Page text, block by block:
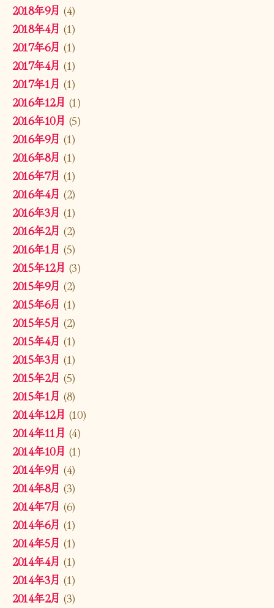
2018年9月 (4)
2018年4月 (1)
2017年6月 (1)
2017年4月 (1)
2017年1月 (1)
2016年12月 (1)
2016年10月 (5)
2016年9月 (1)
2016年8月 (1)
2016年7月 (1)
2016年4月 (2)
2016年3月 (1)
2016年2月 (2)
2016年1月 (5)
2015年12月 (3)
2015年9月 (2)
2015年6月 (1)
2015年5月 (2)
2015年4月 (1)
2015年3月 (1)
2015年2月 (5)
2015年1月 (8)
2014年12月 (10)
2014年11月 (4)
2014年10月 (1)
2014年9月 (4)
2014年8月 (3)
2014年7月 (6)
2014年6月 (1)
2014年5月 (1)
2014年4月 (1)
2014年3月 (1)
2014年2月 (3)